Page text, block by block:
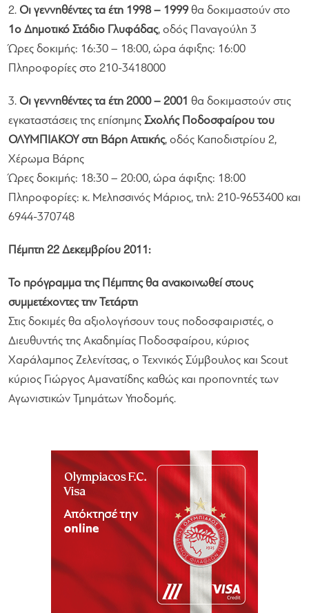
2. Οι γεννηθέντες τα έτη 1998 – 1999θα δοκιμαστούν στο
1ο Δημοτικό Στάδιο Γλυφάδας, οδός Παναγούλη 3
Ώρες δοκιμής: 16:30 – 18:00, ώρα άφιξης: 16:00
Πληροφορίες στο 210-3418000
3. Οι γεννηθέντες τα έτη 2000 – 2001 θα δοκιμαστούν στις
εγκαταστάσεις της επίσημης Σχολής Ποδοσφαίρου του
ΟΛΥΜΠΙΑΚΟΥ στη Βάρη Αττικής, οδός Καποδιστρίου 2,
Χέρωμα Βάρης
Ώρες δοκιμής: 18:30 – 20:00, ώρα άφιξης: 18:00
Πληροφορίες: κ. Μελησσινός Μάριος, τηλ: 210-9653400 και
6944-370748
Πέμπτη 22 Δεκεμβρίου 2011:
Το πρόγραμμα της Πέμπτης θα ανακοινωθεί στους
συμμετέχοντες την Τετάρτη
Στις δοκιμές θα αξιολογήσουν τους ποδοσφαιριστές, ο
Διευθυντής της Ακαδημίας Ποδοσφαίρου, κύριος
Χαράλαμπος Ζελενίτσας, ο Τεχνικός Σύμβουλος και Scout
κύριος Γιώργος Αμανατίδης καθώς και προπονητές των
Αγωνιστικών Τμημάτων Υποδομής.